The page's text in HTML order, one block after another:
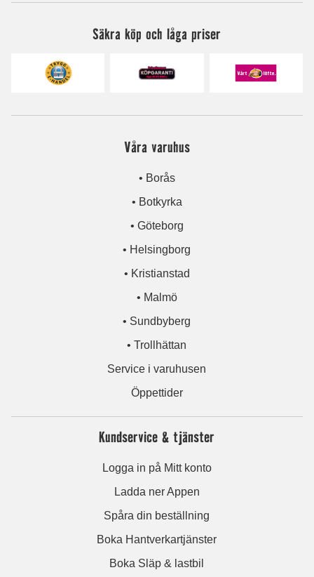
Säkra köp och låga priser
Våra varuhus
• Borås
• Botkyrka
• Göteborg
• Helsingborg
• Kristianstad
• Malmö
• Sundbyberg
• Trollhättan
Service i varuhusen
Öppettider
Kundservice & tjänster
Logga in på Mitt konto
Ladda ner Appen
Spåra din beställning
Boka Hantverkartjänster
Boka Släp & lastbil